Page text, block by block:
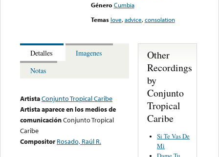
Género Cumbia
Temas love,advice,consolation
Detalles
Imagenes
Notas
ArtistaConjunto Tropical Caribe
Artista aparece en los medios de
comunicaciónConjunto Tropical
Caribe
Compositor Rosado, Raúl R.
Other
Recordings
by
Conjunto
Tropical
Caribe
Si Te Vas De
Mi